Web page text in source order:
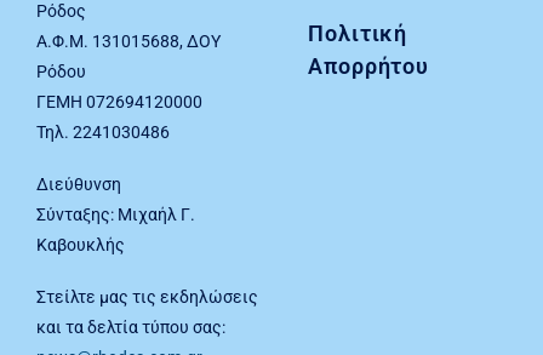
Ρόδος
Α.Φ.Μ. 131015688, ΔΟΥ
Ρόδου
ΓΕΜΗ 072694120000
Τηλ. 2241030486
Διεύθυνση
Σύνταξης: Μιχαήλ Γ.
Καβουκλής
Στείλτε μας τις εκδηλώσεις
και τα δελτία τύπου σας:
Πολιτική
Απορρήτου